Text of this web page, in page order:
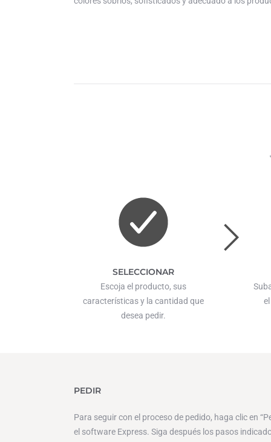
SELECCIONAR
Escoja el producto, sus
características y la cantidad que
desea pedir.
PEDIR
Para seguir con el proceso de pedido, haga clic en
el software Express. Siga después los pasos